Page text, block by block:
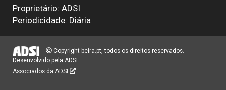
Proprietário: ADSI
Periodicidade: Diária
Copyright beira.pt, todos os direitos reservados.
Desenvolvido pela ADSI
Associados da ADSI